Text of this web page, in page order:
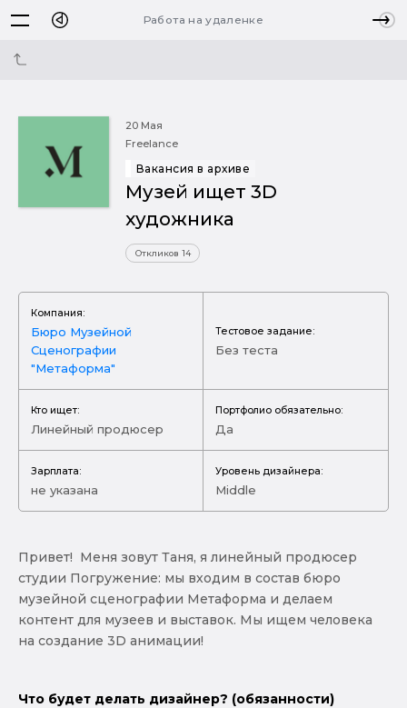
Работа на удаленке
20 Мая
Freelance
Вакансия в архиве
Музей ищет 3D
художника
Откликов 14
Компания:
Бюро Музейной
Сценографии
"Метаформа"
Тестовое задание:
Без теста
Кто ищет:
Линейный продюсер
Портфолио обязательно:
Да
Зарплата:
не указана
Уровень дизайнера:
Middle
Привет! Меня зовут Таня, я линейный продюсер
студии Погружение: мы входим в состав бюро
музейной сценографии Метаформа и делаем
контент для музеев и выставок. Мы ищем человека
на создание 3D анимации!
Что будет делать дизайнер? (обязанности)